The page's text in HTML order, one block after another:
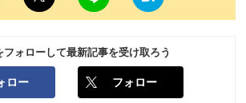
フォローして最新記事を受け取ろう
ロー フォロー